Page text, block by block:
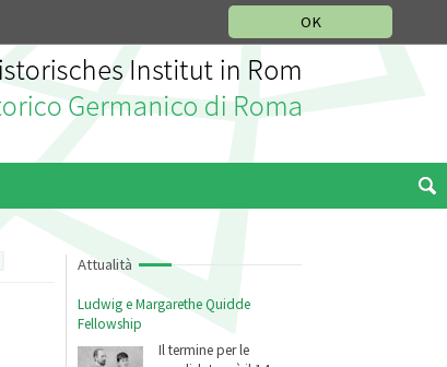
OK
Attualità
Ludwig e Margarethe Quidde
Fellowship
Il termine per le